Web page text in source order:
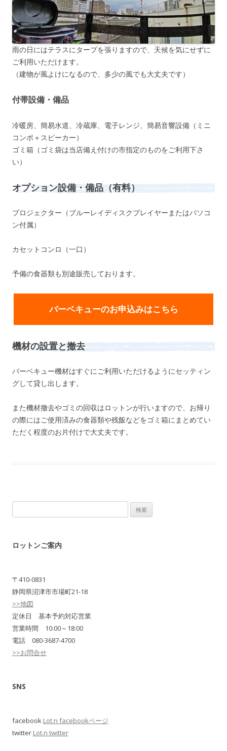
雨の日にはテラスにタープを張りますので、天候を気にせずに
ご利用いただけます。
（建物が風よけになるので、多少の風でも大丈夫です）
付帯設備・備品
冷暖房、簡易水道、冷蔵庫、電子レンジ、簡易音響設備（ミニ
コンポ＋スピーカー）
ゴミ箱（ゴミ袋は当店備え付けの市指定のものをご利用下さ
い）
オプション設備・備品（有料）
プロジェクター（ブルーレイディスクプレイヤーまたはパソコ
ン付属）
カセットコンロ（一口）
予備の食器類も別途販売しております。
バーベキューのお申込みはこちら
機材の設置と撤去
バーベキュー機材はすぐにご利用いただけるようにセッティン
グして貸し出します。
また機材撤去やゴミの回収はロットンが行いますので、お帰り
の際にはご使用済みの食器類や残飯などをゴミ箱にまとめてい
ただく程度のお片付けで大丈夫です。
索:
ロットンご案内
〒410-0831
静岡県沼津市市場町21-18
>>地図
定休日 基本予約対応営業
営業時間 10:00～18:00
電話 080-3687-4700
>>お問合せ
SNS
facebook Lot.n facebookページ
twitter Lot.n twitter